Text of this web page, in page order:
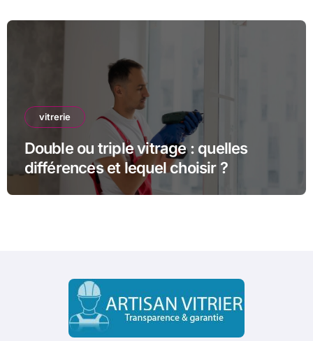
vitrerie
Double ou triple vitrage : quelles
différences et lequel choisir ?